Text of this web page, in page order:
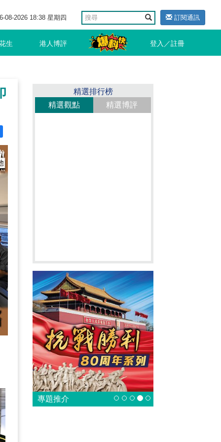
08-2026 18:38 星期四 訂閱通訊
生 港人博評 登入／註冊
精選排行榜
精選觀點
精選博評
專題推介